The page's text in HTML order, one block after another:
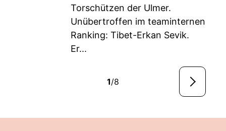
Torschützen der Ulmer.
Unübertroffen im teaminternen
Ranking: Tibet-Erkan Sevik.
Er...
1/8